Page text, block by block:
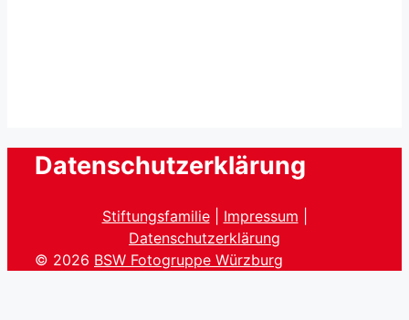
Datenschutzerklärung
Stiftungsfamilie| Impressum
Datenschutzerklärung
© 2026 BSW Fotogruppe Würzburg